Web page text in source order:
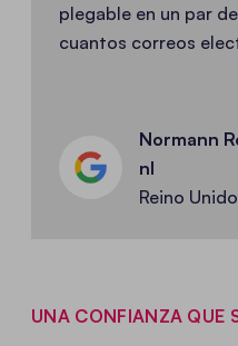
plegable en un par
cuantos correos
Normann
nl
Reino Unido
UNA CONFIANZA QUE